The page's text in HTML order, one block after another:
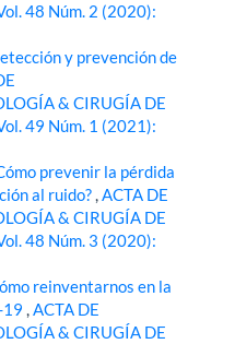
48 Núm. 2 (2020):
y prevención de
& CIRUGÍA DE
49 Núm. 1 (2021):
prevenir la pérdida
al ruido?,ACTA DE
& CIRUGÍA DE
48 Núm. 3 (2020):
reinventarnos en la
19,ACTA DE
& CIRUGÍA DE